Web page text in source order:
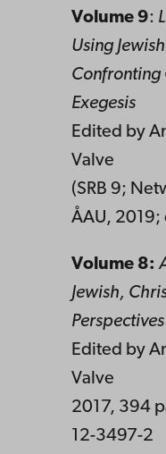
Volume 9:
Using
Confronting
Exegesis
Edited by
Valve
(SRB 9;
ÅAU, 2019;
Volume 8:
Jewish,
Perspectives
Edited by
Valve
2017, 394
12-3497-2